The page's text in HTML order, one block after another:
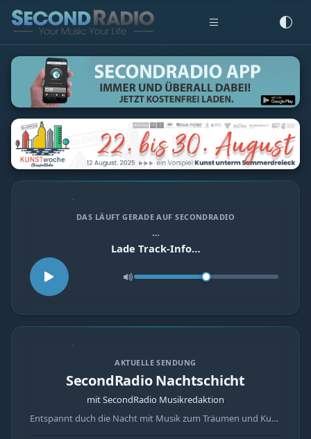
DAS LÄUFT GERADE AUF SECONDRADIO
…
Lade Track-Info…
AKTUELLE SENDUNG
SecondRadio Nachtschicht
mit SecondRadio Musikredaktion
Entspannt duch die Nacht mit Musik zum Träumen und Kuscheln.